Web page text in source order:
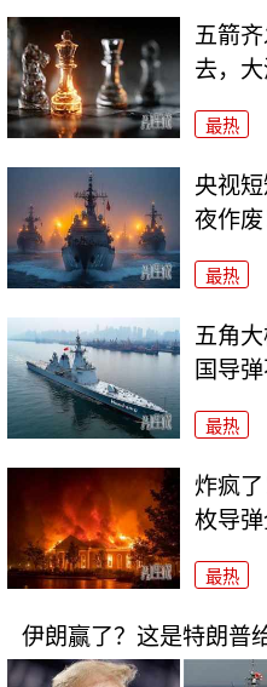
五箭
去，
最热
央视
夜作
最热
五角
国导
最热
炸疯
枚导
最热
伊朗赢了？这是特朗普